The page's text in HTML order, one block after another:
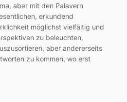
aber mit den Palavern
erkundend
möglichst vielfältig und
zu beleuchten,
aber andererseits
zu kommen, wo erst